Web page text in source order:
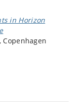
in Horizon
Copenhagen